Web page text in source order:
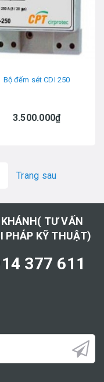
Bộ đếm sét CDI 250
3.500.000₫
Trang sau
TƯ VẤN
PHÁP KỸ THUẬT)
377 611